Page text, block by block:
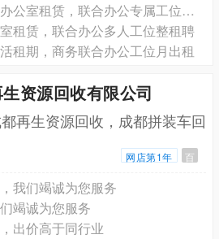
广州天河初创团队联合办公室租赁，联合办公专属工位可注册
租赁，联合办公多人工位整租聘
租期，商务联合办公工位月出租
资源回收有限公司
再生资源回收，成都拼装车回
网店第1年 百
我们竭诚为您服务
竭诚为您服务
出价高于同行业